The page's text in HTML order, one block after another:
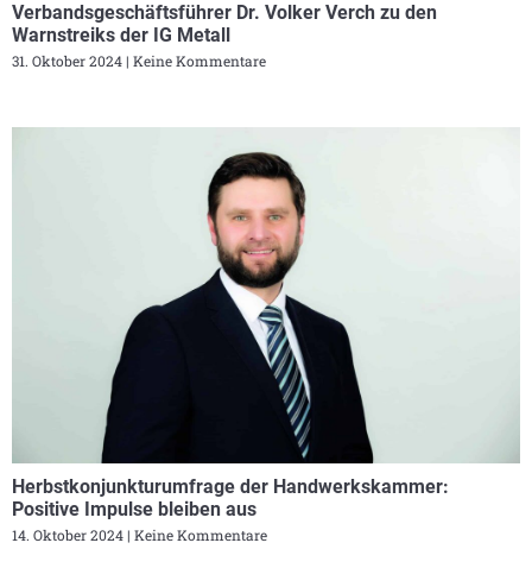
Verbandsgeschäftsführer Dr. Volker Verch zu den
Warnstreiks der IG Metall
31. Oktober 2024 Keine Kommentare
Herbstkonjunkturumfrage der Handwerkskammer:
Positive Impulse bleiben aus
14. Oktober 2024 Keine Kommentare